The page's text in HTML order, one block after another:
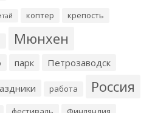
коптер крепость
Мюнхен
парк Петрозаводск
работа Россия